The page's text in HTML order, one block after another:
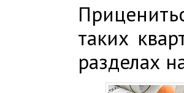
таких
разделах